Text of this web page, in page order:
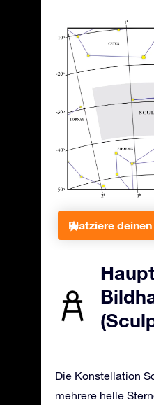
Platziere
Die Konstellation
mehrere helle